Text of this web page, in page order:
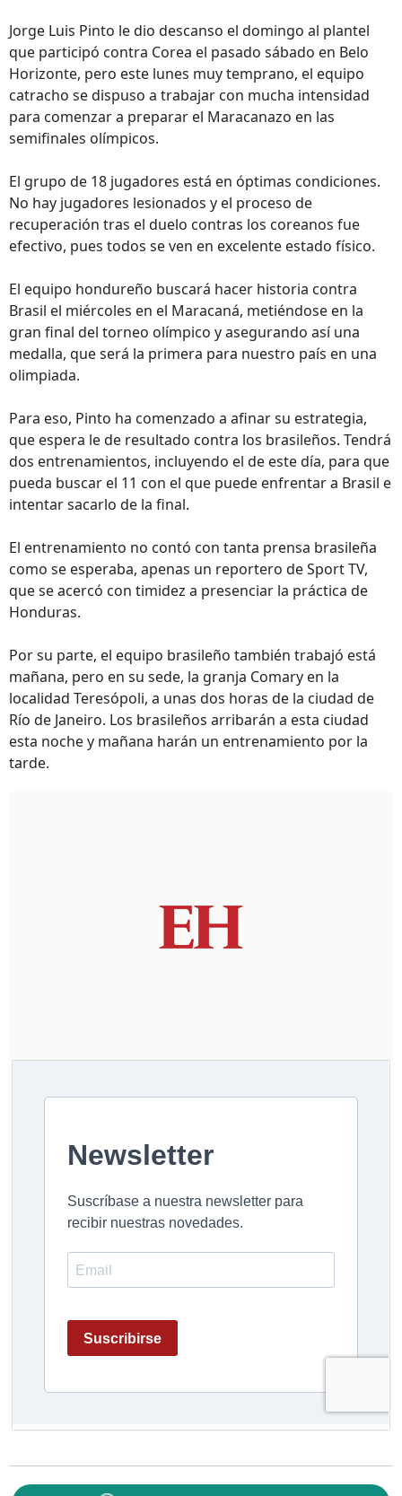
Jorge Luis Pinto le dio descanso el domingo al plantel
que participó contra Corea el pasado sábado en Belo
Horizonte, pero este lunes muy temprano, el equipo
catracho se dispuso a trabajar con mucha intensidad
para comenzar a preparar el Maracanazo en las
semifinales olímpicos.
El grupo de 18 jugadores está en óptimas condiciones.
No hay jugadores lesionados y el proceso de
recuperación tras el duelo contras los coreanos fue
efectivo, pues todos se ven en excelente estado físico.
El equipo hondureño buscará hacer historia contra
Brasil el miércoles en el Maracaná, metiéndose en la
gran final del torneo olímpico y asegurando así una
medalla, que será la primera para nuestro país en una
olimpiada.
Para eso, Pinto ha comenzado a afinar su estrategia,
que espera le de resultado contra los brasileños. Tendrá
dos entrenamientos, incluyendo el de este día, para que
pueda buscar el 11 con el que puede enfrentar a Brasil e
intentar sacarlo de la final.
El entrenamiento no contó con tanta prensa brasileña
como se esperaba, apenas un reportero de Sport TV,
que se acercó con timidez a presenciar la práctica de
Honduras.
Por su parte, el equipo brasileño también trabajó está
mañana, pero en su sede, la granja Comary en la
localidad Teresópoli, a unas dos horas de la ciudad de
Río de Janeiro. Los brasileños arribarán a esta ciudad
esta noche y mañana harán un entrenamiento por la
tarde.